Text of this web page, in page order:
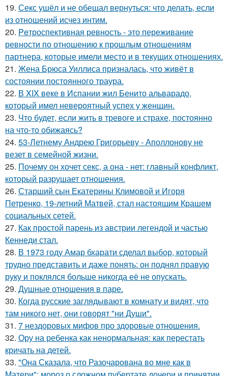
19. Секс ушёл и не обещал вернуться: что делать, если
из отношений исчез интим.
20. Peтроспективная ревность - это переживание
ревности по отношению к прошлым отношениям
партнера, которые имели место и в текущих отношениях.
21. Жена Брюса Уиллиса призналась, что живёт в
состоянии постоянного траура.
22. В XIX веке в Испании жил Бенито альварадо,
который имел невероятный успех у женщин.
23. Что будет, если жить в тревоге и страхе, постоянно
на что-то обижаясь?
24. 53-Летнему Андрею Григорьеву - Аполлонову не
везет в семейной жизни.
25. Почему он хочет секс, а она - нет: главный конфликт,
который разрушает отношения.
26. Старший сын Екатерины Климовой и Игоря
Петренко, 19-летний Матвей, стал настоящим Крашем
социальных сетей.
27. Как простой парень из австрии легендой и частью
Кеннеди стал.
28. В 1973 году Амар бхарати сделал выбор, который
трудно представить и даже понять: он поднял правую
руку и поклялся больше никогда её не опускать.
29. Душные отношения в паре.
30. Когда русские заглядывают в комнату и видят, что
там никого нет, они говорят "ни Души".
31. 7 нездоровых мифов про здоровые отношения.
32. Ору на ребенка как ненормальная: как перестать
кричать на детей.
33. "Она Сказала, что Разочарована во мне как в